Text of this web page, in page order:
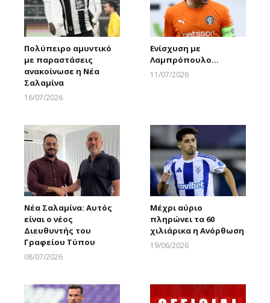
Πολύπειρο αμυντικό
με παραστάσεις
ανακοίνωσε η Νέα
Σαλαμίνα
16/07/2026
Ενίσχυση με
Λαμπρόπουλο…
11/07/2026
Νέα Σαλαμίνα: Αυτός
είναι ο νέος
Διευθυντής του
Γραφείου Τύπου
08/07/2026
Μέχρι αύριο
πληρώνει τα 60
χιλιάρικα η Ανόρθωση
19/06/2026